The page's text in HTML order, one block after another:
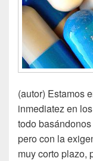
(autor) Estamos
inmediatez en
todo
pero con la
muy corto plazo,